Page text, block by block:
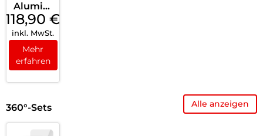
Alumini
um
Keyboar
d Case
iPad
118,90 €
inkl. MwSt.
Mehr
erfahren
360°-Sets Alle anzeigen